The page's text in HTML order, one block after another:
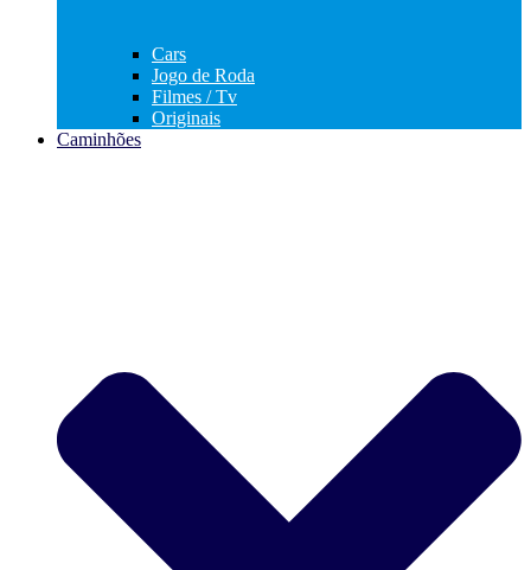
Cars
Jogo de Roda
Filmes / Tv
Originais
Caminhões